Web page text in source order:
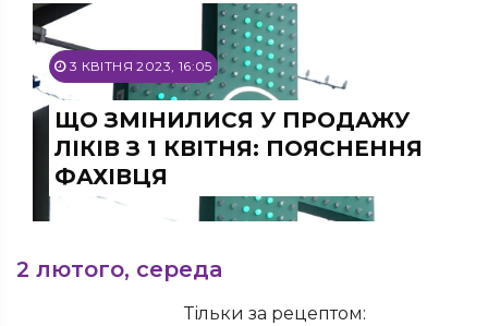
3 КВІТНЯ 2023, 16:05
ЩО ЗМІНИЛИСЯ У ПРОДАЖУ
ЛІКІВ З 1 КВІТНЯ: ПОЯСНЕННЯ
ФАХІВЦЯ
2 лютого, середа
Тільки за рецептом: